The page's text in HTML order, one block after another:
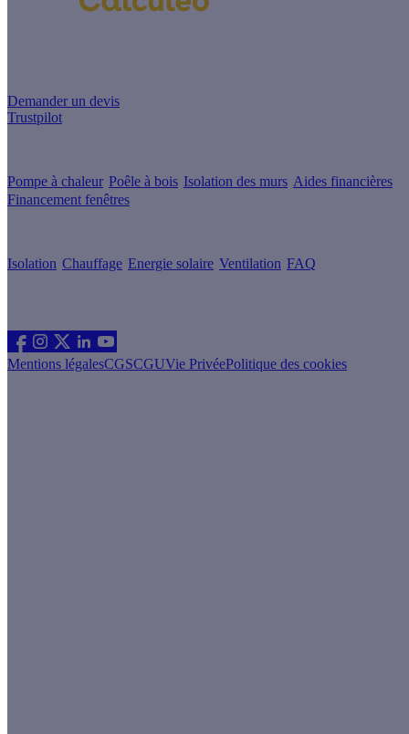
Demander un devis
Trustpilot
Pompe à chaleur Poêle à bois Isolation des murs Aides financières
Financement fenêtres
Isolation Chauffage Energie solaire Ventilation FAQ
Mentions légalesCGSCGUVie PrivéePolitique des cookies